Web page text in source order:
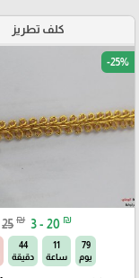
كلف تطريز
-25%
25 ₪ 3 - 20 ₪
79
يوم
11
ساعة
44
دقيقة